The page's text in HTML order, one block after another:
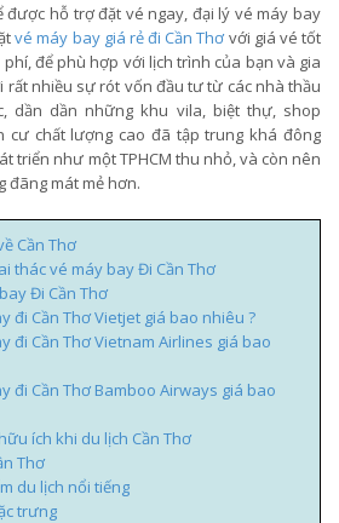
được hỗ trợ đặt vé ngay, đại lý vé máy bay
vé máy bay giá rẻ đi Cần Thơvới giá vé tốt
để phù hợp với lịch trình của bạn và gia
rất nhiều sự rót vốn đầu tư từ các nhà thầu
dần dần những khu vila, biệt thự, shop
cư chất lượng cao đã tập trung khá đông
triển như một TPHCM thu nhỏ, và còn nên
đãng mát mẻ hơn.
Cần Thơ
thác vé máy bay Đi Cần Thơ
Đi Cần Thơ
đi Cần Thơ Vietjet giá bao nhiêu ?
đi Cần Thơ Vietnam Airlines giá bao
đi Cần Thơ Bamboo Airways giá bao
ích khi du lịch Cần Thơ
Thơ
du lịch nổi tiếng
trưng